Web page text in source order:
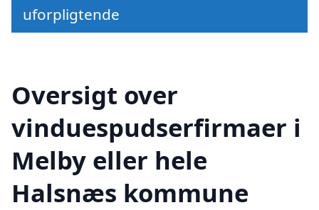
uforpligtende
Oversigt over
vinduespudserfirmaer i
Melby eller hele
Halsnæs kommune